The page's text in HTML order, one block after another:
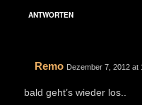
ANTWORTEN
Remo Dezember 7, 2012 at
bald geht’s wieder los..